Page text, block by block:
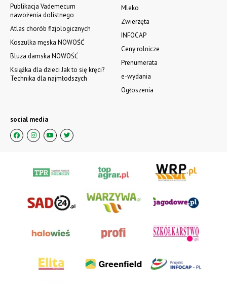
Mleko
Zwierzęta
INFOCAP
Ceny rolnicze
Prenumerata
e-wydania
Ogłoszenia
Publikacja Vademecum
nawożenia dolistnego
Atlas chorób fizjologicznych
Koszulka męska NOWOŚĆ
Bluza damska NOWOŚĆ
Książka dla dzieci Jak to się kręci?
Technika dla najmłodszych
social media